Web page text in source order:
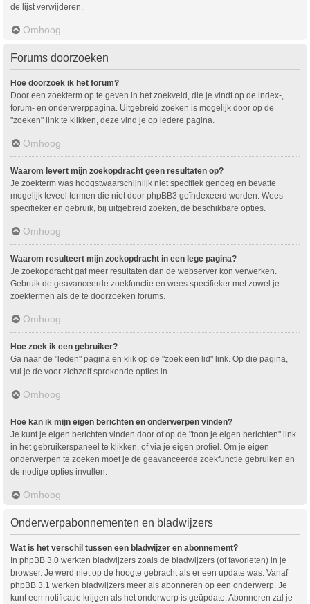
de lijst verwijderen.
Omhoog
Forums doorzoeken
Hoe doorzoek ik het forum?
Door een zoekterm op te geven in het zoekveld, die je vindt op de index-,
forum- en onderwerppagina. Uitgebreid zoeken is mogelijk door op de
"zoeken" link te klikken, deze vind je op iedere pagina.
Omhoog
Waarom levert mijn zoekopdracht geen resultaten op?
Je zoekterm was hoogstwaarschijnlijk niet specifiek genoeg en bevatte
mogelijk teveel termen die niet door phpBB3 geïndexeerd worden. Wees
specifieker en gebruik, bij uitgebreid zoeken, de beschikbare opties.
Omhoog
Waarom resulteert mijn zoekopdracht in een lege pagina?
Je zoekopdracht gaf meer resultaten dan de webserver kon verwerken.
Gebruik de geavanceerde zoekfunctie en wees specifieker met zowel je
zoektermen als de te doorzoeken forums.
Omhoog
Hoe zoek ik een gebruiker?
Ga naar de "leden" pagina en klik op de "zoek een lid" link. Op die pagina,
vul je de voor zichzelf sprekende opties in.
Omhoog
Hoe kan ik mijn eigen berichten en onderwerpen vinden?
Je kunt je eigen berichten vinden door of op de "toon je eigen berichten" link
in het gebruikerspaneel te klikken, of via je eigen profiel. Om je eigen
onderwerpen te zoeken moet je de geavanceerde zoekfunctie gebruiken en
de nodige opties invullen.
Omhoog
Onderwerpabonnementen en bladwijzers
Wat is het verschil tussen een bladwijzer en abonnement?
In phpBB 3.0 werkten bladwijzers zoals de bladwijzers (of favorieten) in je
browser. Je werd niet op de hoogte gebracht als er een update was. Vanaf
phpBB 3.1 werken bladwijzers meer als abonneren op een onderwerp. Je
kunt een notificatie krijgen als het onderwerp is geüpdate. Abonneren zal je